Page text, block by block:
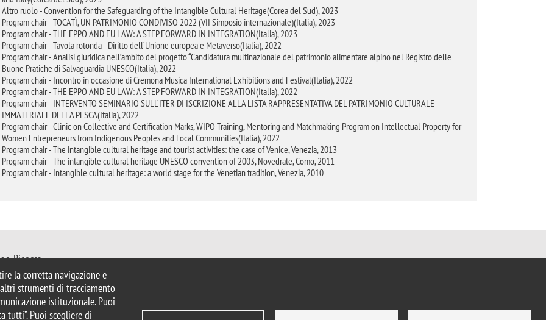
la corretta navigazione e
strumenti di tracciamento
istituzionale. Puoi
tutti”. Puoi scegliere di
Altro ruolo - Convention for the Safeguarding of the Intangible Cultural Heritage(Corea del Sud), 2023
Program chair - TOCATÌ, UN PATRIMONIO CONDIVISO 2022 (VII Simposio internazionale)(Italia), 2023
Program chair - THE EPPO AND EU LAW: A STEP FORWARD IN INTEGRATION(Italia), 2023
Program chair - Tavola rotonda - Diritto dell’Unione europea e Metaverso(Italia), 2022
Program chair - Analisi giuridica nell’ambito del progetto “Candidatura multinazionale del patrimonio alimentare alpino nel Registro delle
Buone Pratiche di Salvaguardia UNESCO(Italia), 2022
Program chair - Incontro in occasione di Cremona Musica International Exhibitions and Festival(Italia), 2022
Program chair - THE EPPO AND EU LAW: A STEP FORWARD IN INTEGRATION(Italia), 2022
Program chair - INTERVENTO SEMINARIO SULL’ITER DI ISCRIZIONE ALLA LISTA RAPPRESENTATIVA DEL PATRIMONIO CULTURALE
IMMATERIALE DELLA PESCA(Italia), 2022
Program chair - Clinic on Collective and Certification Marks, WIPO Training, Mentoring and Matchmaking Program on Intellectual Property for
Women Entrepreneurs from Indigenous Peoples and Local Communities(Italia), 2022
Program chair - The intangible cultural heritage and tourist activities: the case of Venice, Venezia, 2013
Program chair - The intangible cultural heritage UNESCO convention of 2003, Novedrate, Como, 2011
Program chair - Intangible cultural heritage: a world stage for the Venetian tradition, Venezia, 2010
Bicocca